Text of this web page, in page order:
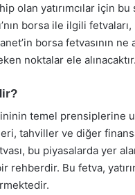
olan yatırımcılar için
borsa ile ilgili
borsa fetvasının
noktalar ele alınacaktır.
temel prensiplerine
tahviller ve diğer finansal
bu piyasalarda yer
rehberdir. Bu fetva,